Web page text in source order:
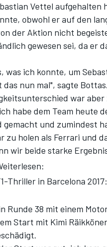
Vettel aufgehalten
obwohl er auf den
der Aktion nicht
gewesen sei, da er
was ich konnte, um
das nun mal", sagte
war
habe dem Team heute
gemacht und zumindest
zu holen als Ferrari und
wir beide starke
Thriller in Barcelona
Runde 38 mit einem
Start mit Kimi